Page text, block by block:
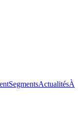
SegmentsActualitésÀ